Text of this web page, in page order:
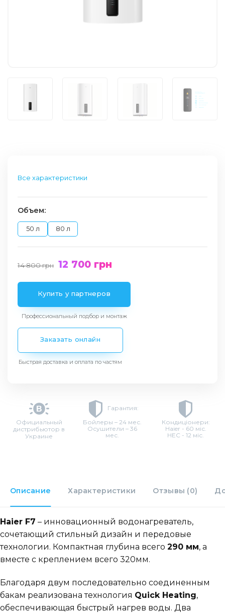
Все характеристики
Объем:
50 л 80 л
14 800грн 12 700 грн
Купить у партнеров
Профессиональный подбор и монтаж
Заказать онлайн
Быстрая доставка и оплата по частям
Официальный
дистрибьютор в
Украине
Гарантия:
Бойлеры – 24 мес.
Осушители – 36
мес.
Кондиціонери:
Haier - 60 міс.
HEC - 12 міс.
Описание Характеристики Отзывы (0)
Haier F7 – инновационный водонагреватель,
сочетающий стильный дизайн и передовые
технологии. Компактная глубина всего 290 мм, а
вместе с креплением всего 320мм.
Благодаря двум последовательно соединенным
бакам реализована технология Quick Heating,
обеспечивающая быстрый нагрев воды. Два